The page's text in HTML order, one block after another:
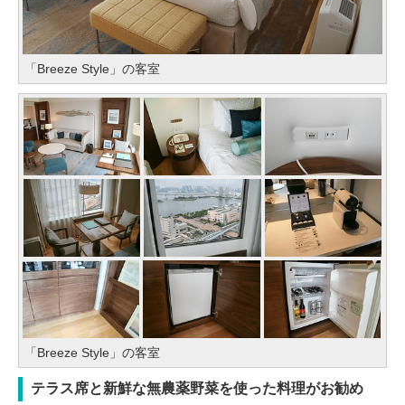
「Breeze Style」の客室
「Breeze Style」の客室
テラス席と新鮮な無農薬野菜を使った料理がお勧め